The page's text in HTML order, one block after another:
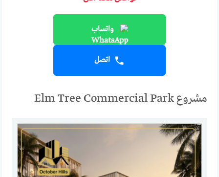
واتساب
اتصل
مشروع Elm Tree Commercial Park